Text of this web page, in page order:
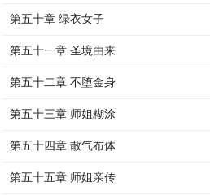
第五十章 绿衣女子
第五十一章 圣境由来
第五十二章 不堕金身
第五十三章 师姐糊涂
第五十四章 散气布体
第五十五章 师姐亲传